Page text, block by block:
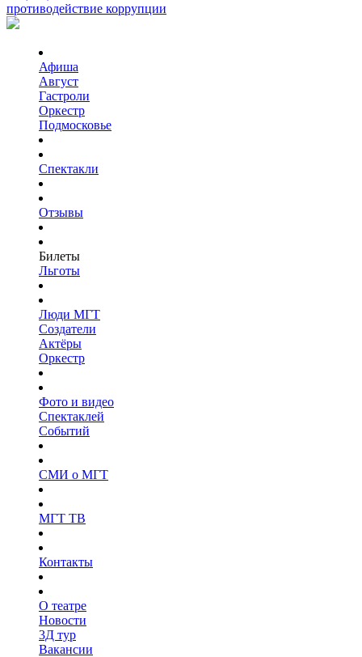
противодействие коррупции
Афиша
Август
Гастроли
Оркестр
Подмосковье
Спектакли
Отзывы
Билеты
Льготы
Люди МГТ
Создатели
Актёры
Оркестр
Фото и видео
Спектаклей
Событий
СМИ о МГТ
МГТ ТВ
Контакты
О театре
Новости
3Д тур
Вакансии